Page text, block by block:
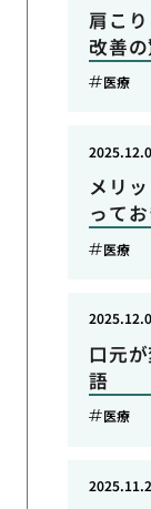
肩こ
改善
医療
メリ
って
医療
口元
語
医療